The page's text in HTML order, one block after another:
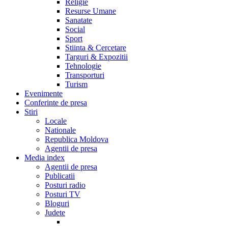
Religie
Resurse Umane
Sanatate
Social
Sport
Stiinta & Cercetare
Targuri & Expozitii
Tehnologie
Transporturi
Turism
Evenimente
Conferinte de presa
Stiri
Locale
Nationale
Republica Moldova
Agentii de presa
Media index
Agentii de presa
Publicatii
Posturi radio
Posturi TV
Bloguri
Judete